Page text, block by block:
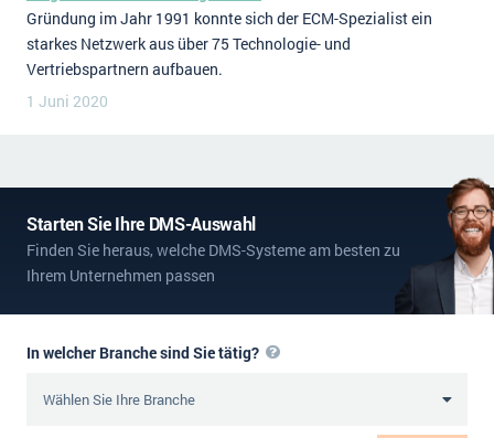
Gründung im Jahr 1991 konnte sich der ECM-Spezialist ein
starkes Netzwerk aus über 75 Technologie- und
Vertriebspartnern aufbauen.
1 Juni 2020
Starten Sie Ihre DMS-Auswahl
Finden Sie heraus, welche DMS-Systeme am besten zu
Ihrem Unternehmen passen
In welcher Branche sind Sie tätig?